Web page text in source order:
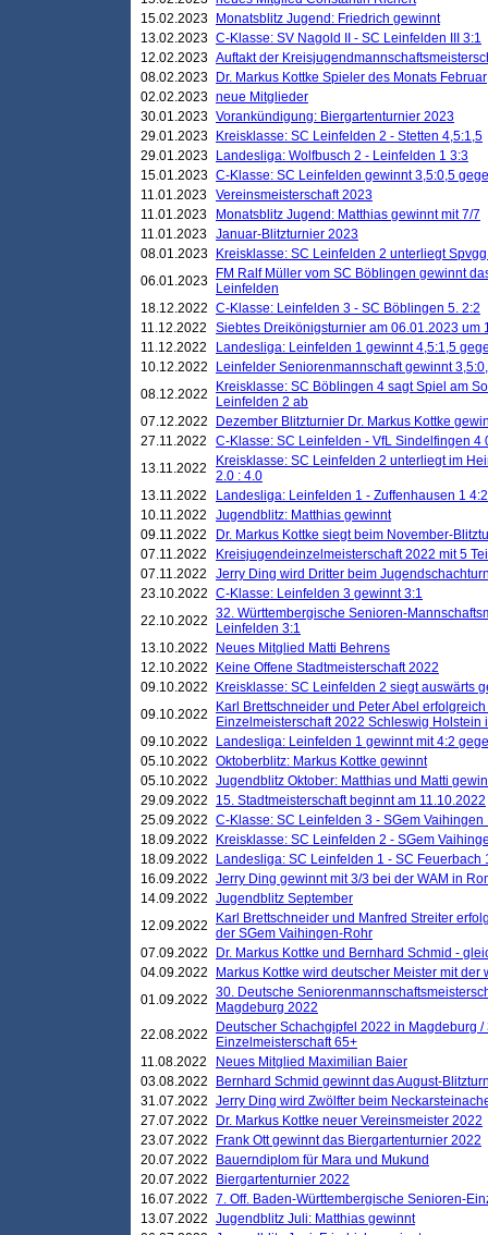
15.02.2023
Monatsblitz Jugend: Friedrich gewinnt
13.02.2023 C-Klasse: SV Nagold II - SC Leinfelden III 3:1
12.02.2023 Auftakt der
08.02.2023
Dr. Markus Kottke Spieler des Monats Februar
02.02.2023 neue Mitglieder
30.01.2023 Vorankündigung: Biergartenturnier 2023
29.01.2023
Kreisklasse: SC Leinfelden 2 - Stetten 4,5:1,5
29.01.2023
Landesliga: Wolfbusch 2 - Leinfelden 1 3:3
15.01.2023 C-Klasse: SC Leinfelden gewinnt 3,5:0,5
11.01.2023 Vereinsmeisterschaft 2023
11.01.2023
Monatsblitz Jugend: Matthias gewinnt mit 7/7
11.01.2023 Januar-Blitzturnier 2023
08.01.2023
Kreisklasse: SC Leinfelden 2 unterliegt
06.01.2023
FM Ralf Müller vom SC Böblingen gewinnt
Leinfelden
18.12.2022 C-Klasse: Leinfelden 3 - SC Böblingen 5. 2:2
11.12.2022
Siebtes Dreikönigsturnier am 06.01.2023 um
11.12.2022
Landesliga: Leinfelden 1 gewinnt 4,5:1,5
10.12.2022
Leinfelder Seniorenmannschaft gewinnt
08.12.2022
Kreisklasse: SC Böblingen 4 sagt Spiel am
Leinfelden 2 ab
07.12.2022
Dezember Blitzturnier Dr. Markus Kottke
27.11.2022
C-Klasse: SC Leinfelden - VfL Sindelfingen 4
13.11.2022
Kreisklasse: SC Leinfelden 2 unterliegt im
2.0 : 4.0
13.11.2022
Landesliga: Leinfelden 1 - Zuffenhausen 1 4:2
10.11.2022
Jugendblitz: Matthias gewinnt
09.11.2022
Dr. Markus Kottke siegt beim November-
07.11.2022
Kreisjugendeinzelmeisterschaft 2022 mit 5
07.11.2022
Jerry Ding wird Dritter beim
23.10.2022 C-Klasse: Leinfelden 3 gewinnt 3:1
22.10.2022 32. Württembergische Senioren-
Leinfelden 3:1
13.10.2022
Neues Mitglied Matti Behrens
12.10.2022
Keine Offene Stadtmeisterschaft 2022
09.10.2022
Kreisklasse: SC Leinfelden 2 siegt auswärts
09.10.2022
Karl Brettschneider und Peter Abel
Einzelmeisterschaft 2022 Schleswig Holstein
09.10.2022
Landesliga: Leinfelden 1 gewinnt mit 4:2
05.10.2022 Oktoberblitz: Markus Kottke gewinnt
05.10.2022 Jugendblitz Oktober: Matthias und Matti
29.09.2022
15. Stadtmeisterschaft beginnt am 11.10.2022
25.09.2022 C-Klasse: SC Leinfelden 3 - SGem Vaihingen
18.09.2022
Kreisklasse: SC Leinfelden 2 - SGem
18.09.2022
Landesliga: SC Leinfelden 1 - SC Feuerbach
16.09.2022 Jerry Ding gewinnt mit 3/3 bei der WAM in
14.09.2022 Jugendblitz September
12.09.2022
Karl Brettschneider und Manfred Streiter
der SGem Vaihingen-Rohr
07.09.2022
Dr. Markus Kottke und Bernhard Schmid -
04.09.2022
Markus Kottke wird deutscher Meister mit
01.09.2022 30. Deutsche
Magdeburg 2022
22.08.2022
Deutscher Schachgipfel 2022 in Magdeburg
Einzelmeisterschaft 65+
11.08.2022
Neues Mitglied Maximilian Baier
03.08.2022
Bernhard Schmid gewinnt das August-
31.07.2022 Jerry Ding wird Zwölfter beim
27.07.2022
Dr. Markus Kottke neuer Vereinsmeister 2022
23.07.2022
Frank Ott gewinnt das Biergartenturnier 2022
20.07.2022
Bauerndiplom für Mara und Mukund
20.07.2022
Biergartenturnier 2022
16.07.2022 7. Off. Baden-Württembergische Senioren-
13.07.2022 Jugendblitz Juli: Matthias gewinnt